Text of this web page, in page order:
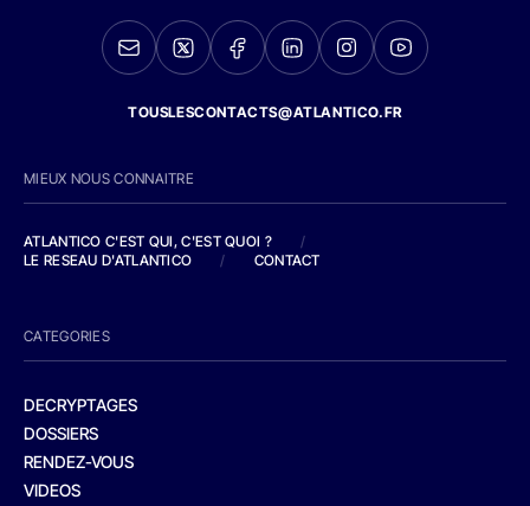
TOUSLESCONTACTS@ATLANTICO.FR
MIEUX NOUS CONNAITRE
ATLANTICO C'EST QUI, C'EST QUOI ?
/
LE RESEAU D'ATLANTICO
/ CONTACT
CATEGORIES
DECRYPTAGES
DOSSIERS
RENDEZ-VOUS
VIDEOS